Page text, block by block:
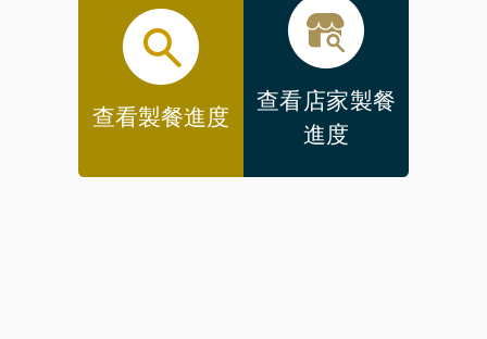
查看製餐進度
查看店家製餐
進度